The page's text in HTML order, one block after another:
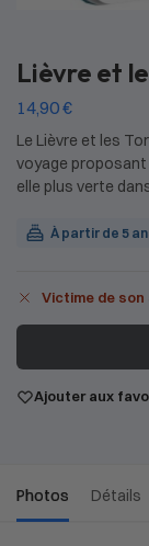
Lièvre et
14,90€
Le Lièvre et les
voyage
elle plus verte
À partir de 5
Victime de
Ajouter aux
Photos Détails